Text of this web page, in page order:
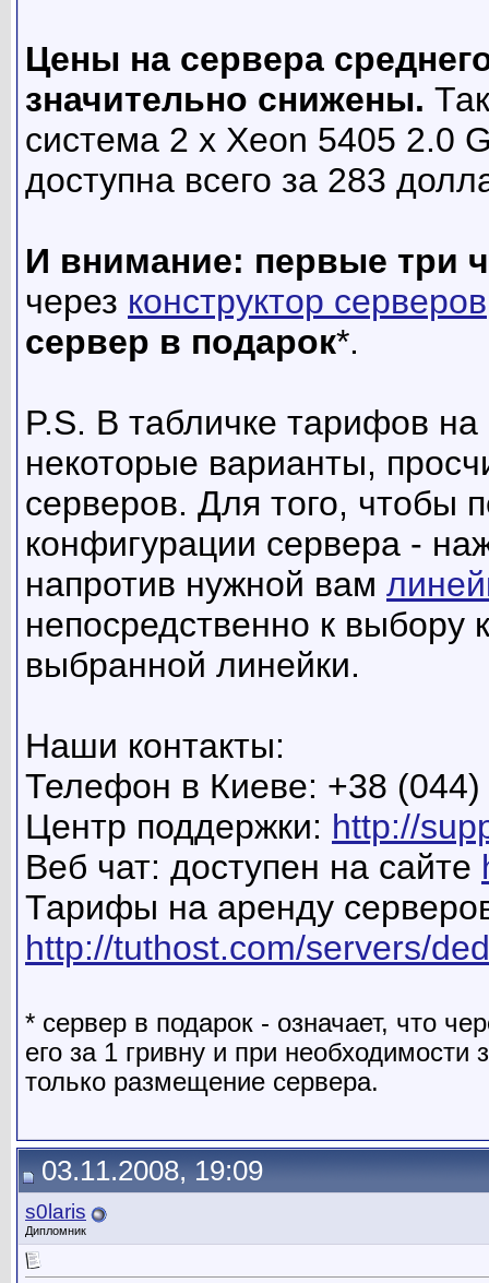
Цены на сервера
значительно снижены.
система 2 x Xeon 5405 2.0
доступна всего за 283
И внимание: первые три
через конструктор серверов
сервер в подарок*.
P.S. В табличке тарифов
некоторые варианты,
серверов. Для того, чтобы
конфигурации сервера -
напротив нужной вам
непосредственно к выбору
выбранной линейки.
Наши контакты:
Телефон в Киеве: +38
Центр поддержки: http://
Веб чат: доступен на сайте
Тарифы на аренду
http://tuthost.com/servers/
* сервер в подарок - означает, что
его за 1 гривну и при необходимости
только размещение сервера.
03.11.2008, 19:09
s0laris
Дипломник